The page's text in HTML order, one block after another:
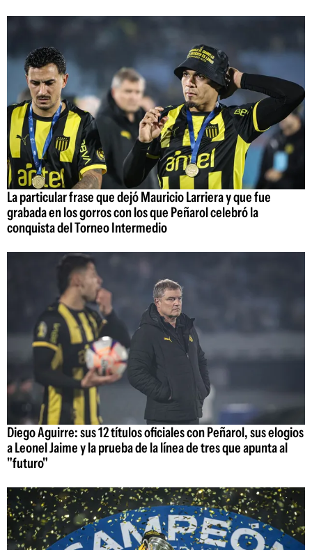
La particular frase que dejó Mauricio Larriera y que fue
grabada en los gorros con los que Peñarol celebró la
conquista del Torneo Intermedio
Diego Aguirre: sus 12 títulos oficiales con Peñarol, sus elogios
a Leonel Jaime y la prueba de la línea de tres que apunta al
"futuro"